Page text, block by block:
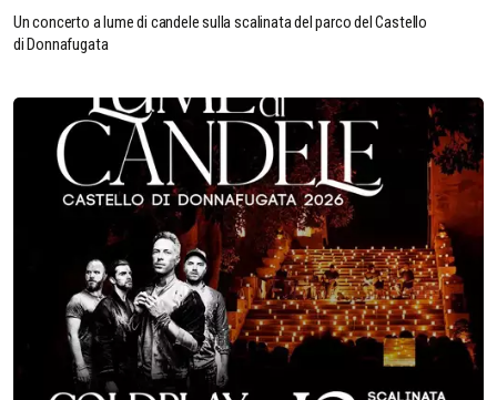
Un concerto a lume di candele sulla scalinata del parco del Castello
di Donnafugata